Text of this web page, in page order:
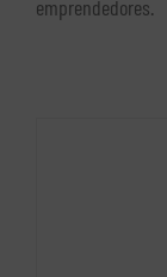
emprendedores.